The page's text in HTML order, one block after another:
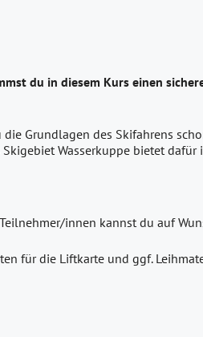
du in diesem Kurs einen
Grundlagen des Skifahrens
Wasserkuppe bietet dafür
innen kannst du auf
für die Liftkarte und ggf.